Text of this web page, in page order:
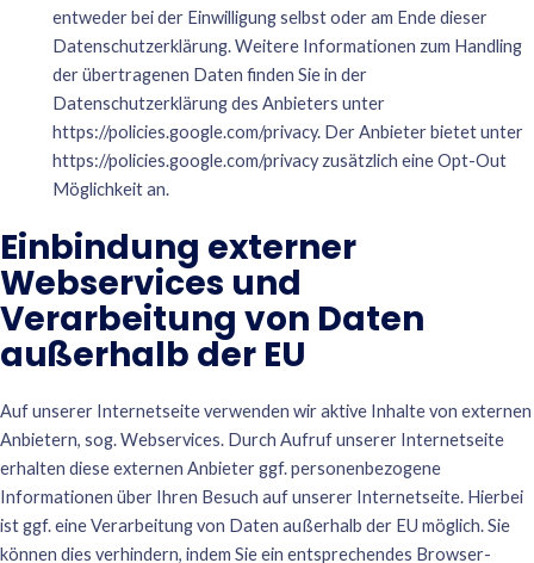
entweder bei der Einwilligung selbst oder am Ende dieser
Datenschutzerklärung. Weitere Informationen zum Handling
der übertragenen Daten finden Sie in der
Datenschutzerklärung des Anbieters unter
https://policies.google.com/privacy. Der Anbieter bietet unter
https://policies.google.com/privacyzusätzlich eine Opt-Out
Möglichkeit an.
Einbindung externer
Webservices und
Verarbeitung von Daten
außerhalb der EU
Auf unserer Internetseite verwenden wir aktive Inhalte von externen
Anbietern, sog. Webservices. Durch Aufruf unserer Internetseite
erhalten diese externen Anbieter ggf. personenbezogene
Informationen über Ihren Besuch auf unserer Internetseite. Hierbei
ist ggf. eine Verarbeitung von Daten außerhalb der EU möglich. Sie
können dies verhindern, indem Sie ein entsprechendes Browser-